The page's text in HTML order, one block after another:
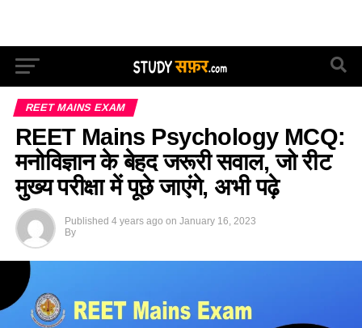
REET MAINS EXAM
REET Mains Psychology MCQ:
मनोविज्ञान के बेहद जरूरी सवाल, जो रीट
मुख्य परीक्षा में पूछे जाएंगे, अभी पढ़े
Published 4 years ago on January 16, 2023
By